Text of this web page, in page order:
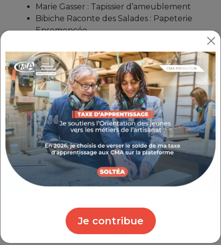
Je contribue
Marie Gasser : Tapissier d’ameublement
Bibiche Raconte des Salades : Papeterie
Ensemencée
Libre-Argile : Céramiques pour le thé
Caroline Augier : céramiques - vaisselle et
décoration
Atelier Terre de Sens : Créations céramiques
Wilmotte Cosmétique : Soins cheveux
naturels et solides
Arthur & Valentine : Savons saponifiés à froid
Stef&Ben : Artisans ciriers
L’eau de cassis : Parfumeur créateur depuis
1851
Consultez la brochure consacrée à Business &
En partenariat avec laMétropole Aix-Marseille-